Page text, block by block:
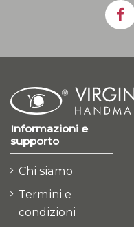
Informazioni e
supporto
Chi siamo
Termini e
condizioni